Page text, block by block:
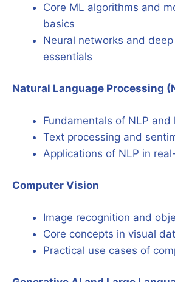
Core ML algorithms and
basics
Neural networks and
essentials
Natural Language Processing
Fundamentals of NLP and
Text processing and
Applications of NLP in
Computer Vision
Image recognition and
Core concepts in visual
Practical use cases of